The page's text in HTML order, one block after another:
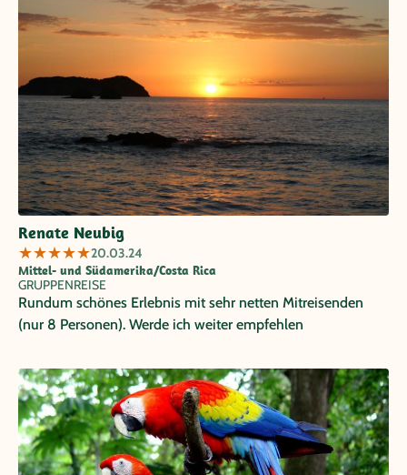
Renate Neubig
★★★★★20.03.24
Mittel- und Südamerika/Costa Rica
GRUPPENREISE
Rundum schönes Erlebnis mit sehr netten Mitreisenden
(nur 8 Personen). Werde ich weiter empfehlen